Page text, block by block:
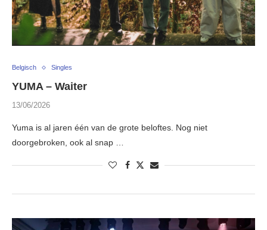
Belgisch Singles
YUMA – Waiter
13/06/2026
Yuma is al jaren één van de grote beloftes. Nog niet
doorgebroken, ook al snap …